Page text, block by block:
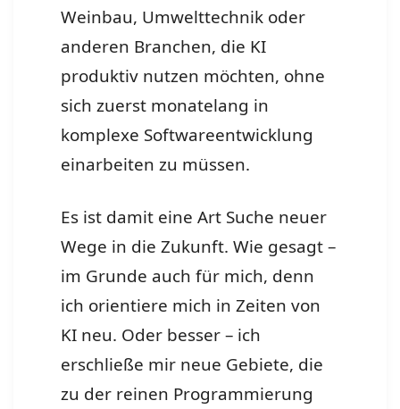
Weinbau, Umwelttechnik oder
anderen Branchen, die KI
produktiv nutzen möchten, ohne
sich zuerst monatelang in
komplexe Softwareentwicklung
einarbeiten zu müssen.
Es ist damit eine Art Suche neuer
Wege in die Zukunft. Wie gesagt –
im Grunde auch für mich, denn
ich orientiere mich in Zeiten von
KI neu. Oder besser – ich
erschließe mir neue Gebiete, die
zu der reinen Programmierung